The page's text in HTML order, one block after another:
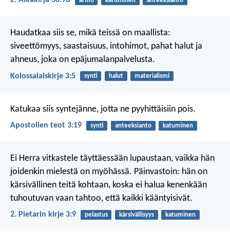
Haudatkaa siis se, mikä teissä on maallista:
siveettömyys, saastaisuus, intohimot, pahat halut ja
ahneus, joka on epäjumalanpalvelusta.
Kolossalaiskirje 3:5 synti halut materialismi
Katukaa siis syntejänne, jotta ne pyyhittäisiin pois.
Apostolien teot 3:19 synti anteeksianto katuminen
Ei Herra vitkastele täyttäessään lupaustaan, vaikka hän
joidenkin mielestä on myöhässä. Päinvastoin: hän on
kärsivällinen teitä kohtaan, koska ei halua kenenkään
tuhoutuvan vaan tahtoo, että kaikki kääntyisivät.
2. Pietarin kirje 3:9 pelastus kärsivällisyys katuminen